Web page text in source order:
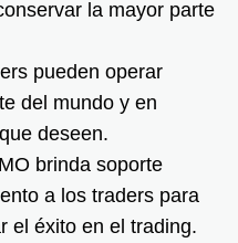
la mayor parte
pueden operar
del mundo y en
deseen.
brinda soporte
a los traders para
el éxito en el trading.